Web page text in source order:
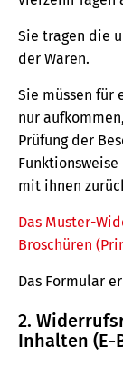
Sie tragen die
der Waren.
Sie müssen für
nur
Prüfung der
mit ihnen
Das Muster-
Broschüren
Das Formular
2.
Inhalten (E-